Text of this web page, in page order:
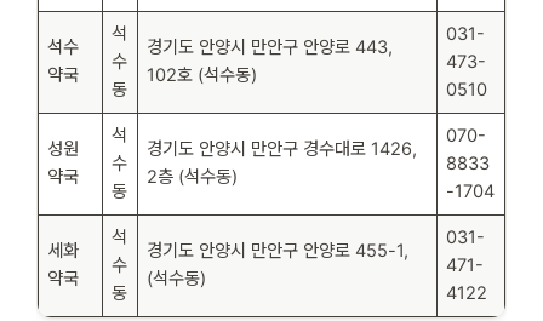
석수
약국
석
수
동
경기도 안양시 만안구 안양로 443,
102호 (석수동)
031-
473-
0510
성원
약국
석
수
동
경기도 안양시 만안구 경수대로 1426,
2층 (석수동)
070-
8833
-1704
세화
약국
석
수
동
경기도 안양시 만안구 안양로 455-1,
(석수동)
031-
471-
4122